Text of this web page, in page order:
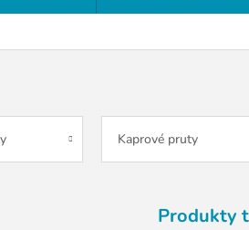
Kaprové pruty
Produkty